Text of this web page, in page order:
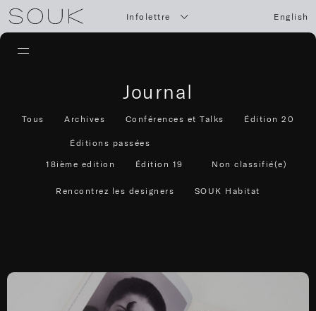
Infolettre English
Journal
Tous Archives Conférences et Talks Édition 20
Éditions passées
18ième edition
Édition 19 Non classifié(e)
Rencontrez les designers SOUK Habitat